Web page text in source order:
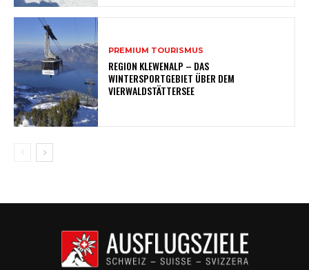
PREMIUM TOURISMUS
REGION KLEWENALP – DAS
WINTERSPORTGEBIET ÜBER DEM
VIERWALDSTÄTTERSEE